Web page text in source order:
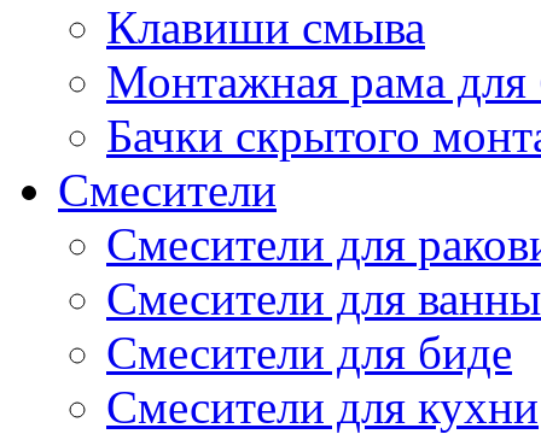
Клавиши смыва
Монтажная рама для
Бачки скрытого
Смесители
Смесители для
Смесители для ванны
Смесители для биде
Смесители для кухни